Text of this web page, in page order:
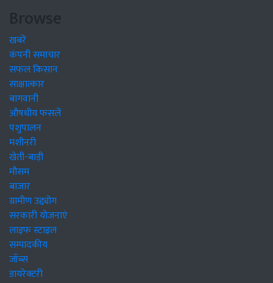
Browse
खबरें
कंपनी समाचार
सफल किसान
साक्षात्कार
बागवानी
औषधीय फसलें
पशुपालन
मशीनरी
खेती-बाड़ी
मौसम
बाजार
ग्रामीण उद्द्योग
सरकारी योजनाएं
लाइफ स्टाइल
सम्पादकीय
जॉब्स
डायरेक्टरी